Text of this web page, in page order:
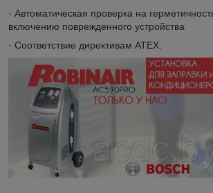
· Автоматическая проверка на
включению поврежденного устройства
· Соответствие директивам ATEX.